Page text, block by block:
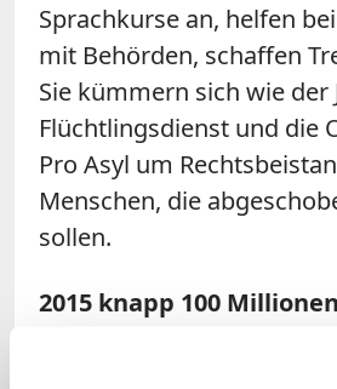
Sprachkurse an, helfen
mit Behörden, schaffen
Sie kümmern sich wie der
Flüchtlingsdienst und die
Pro Asyl um
Menschen, die
sollen.
2015 knapp 100